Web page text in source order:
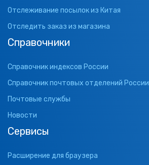
Отслеживание посылок из Китая
Отследить заказ из магазина
Справочники
Справочник индексов России
Справочник почтовых отделений России
Почтовые службы
Новости
Сервисы
Расширение для браузера